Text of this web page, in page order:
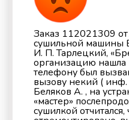
Заказ 112021309
сушильной машины
И. П. Тарлецкий,
организацию нашла
телефону был
вызову некий (
Беляков А. , на
«мастер»
сушилкой отчитался,